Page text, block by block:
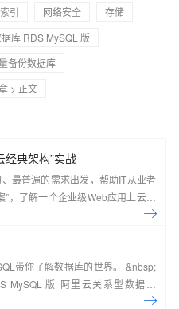
索引 网络安全
存储
库 RDS MySQL 版
备份数据库
> 正文
经典架构”实战
最普遍的需求出发，帮助IT从业者
，了解一个企业级Web应用上云的
带你了解数据库的世界。 &nbsp;
版 阿里云关系型数据库
是一种稳定可靠、可弹性伸缩的在